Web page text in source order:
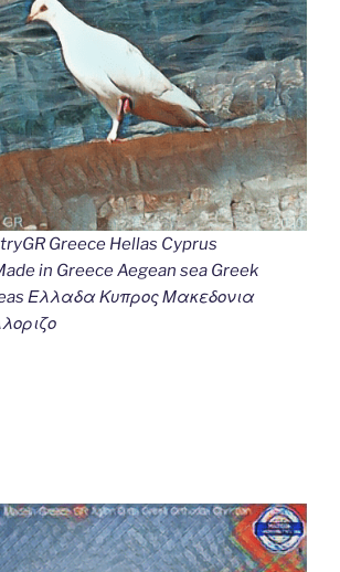
Greece Hellas Cyprus
in Greece Aegean sea Greek
Ελλαδα Κυπρος Μακεδονια